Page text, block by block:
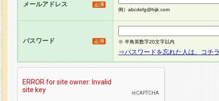
メールアドレス
例）abcdefg@hijk.com
パスワード ※ 半角英数字20文字以内
⇒パスワードを忘れた人は、コチ